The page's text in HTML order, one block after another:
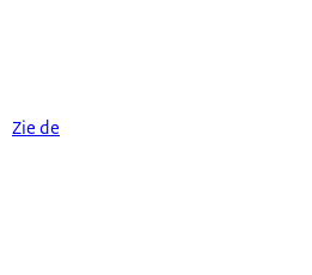
Zie de